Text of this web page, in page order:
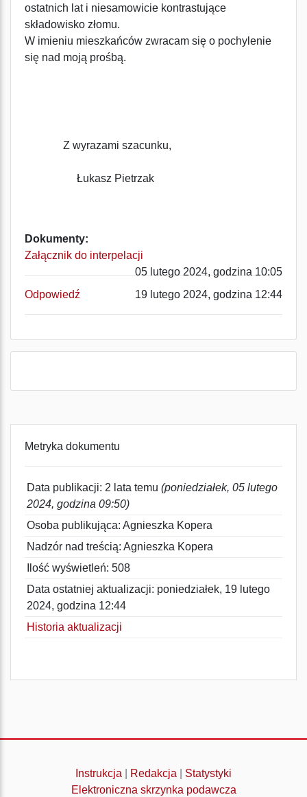
ostatnich lat i niesamowicie kontrastujące
składowisko złomu.
W imieniu mieszkańców zwracam się o pochylenie
się nad moją prośbą.
Z wyrazami szacunku,
Łukasz Pietrzak
Dokumenty:
Załącznik do interpelacji
05 lutego 2024, godzina 10:05
Odpowiedź
19 lutego 2024, godzina 12:44
Metryka dokumentu
Data publikacji: 2 lata temu (poniedziałek, 05 lutego
2024, godzina 09:50)
Osoba publikująca: Agnieszka Kopera
Nadzór nad treścią: Agnieszka Kopera
Ilość wyświetleń: 508
Data ostatniej aktualizacji: poniedziałek, 19 lutego
2024, godzina 12:44
Historia aktualizacji
Instrukcja Redakcja
Statystyki
Elektroniczna skrzynka podawcza